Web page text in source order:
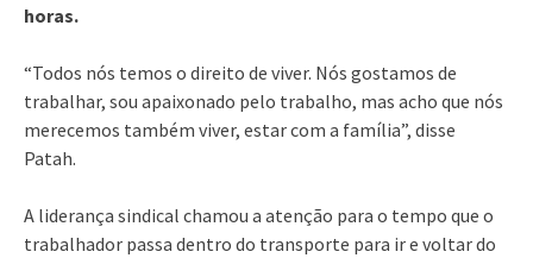
horas.
“Todos nós temos o direito de viver. Nós gostamos de
trabalhar, sou apaixonado pelo trabalho, mas acho que nós
merecemos também viver, estar com a família”, disse
Patah.
A liderança sindical chamou a atenção para o tempo que o
trabalhador passa dentro do transporte para ir e voltar do